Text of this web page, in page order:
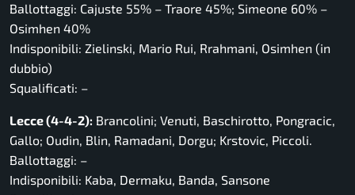
Ballottaggi: Cajuste 55% – Traore 45%; Simeone 60% –
Osimhen 40%
Indisponibili: Zielinski, Mario Rui, Rrahmani, Osimhen (in
dubbio)
Squalificati: –
Lecce (4-4-2): Brancolini; Venuti, Baschirotto, Pongracic,
Gallo; Oudin, Blin, Ramadani, Dorgu; Krstovic, Piccoli.
Ballottaggi: –
Indisponibili: Kaba, Dermaku, Banda, Sansone